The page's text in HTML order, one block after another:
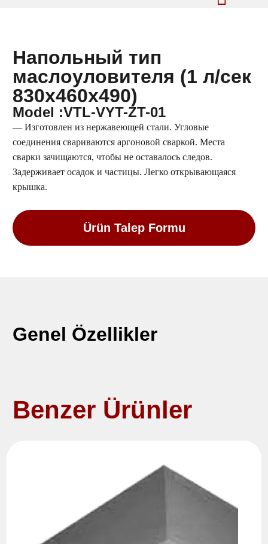
Напольный тип
маслоуловителя (1 л/сек
830x460x490)
Model :VTL-VYT-ZT-01
— Изготовлен из нержавеющей стали. Угловые
соединения свариваются аргоновой сваркой. Места
сварки зачищаются, чтобы не оставалось следов.
Задерживает осадок и частицы. Легко открывающаяся
крышка.
Ürün Talep Formu
Genel Özellikler
Benzer Ürünler